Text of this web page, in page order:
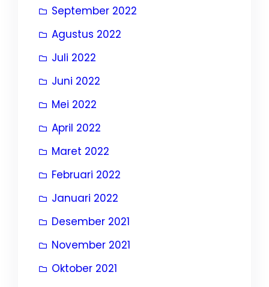
September 2022
Agustus 2022
Juli 2022
Juni 2022
Mei 2022
April 2022
Maret 2022
Februari 2022
Januari 2022
Desember 2021
November 2021
Oktober 2021